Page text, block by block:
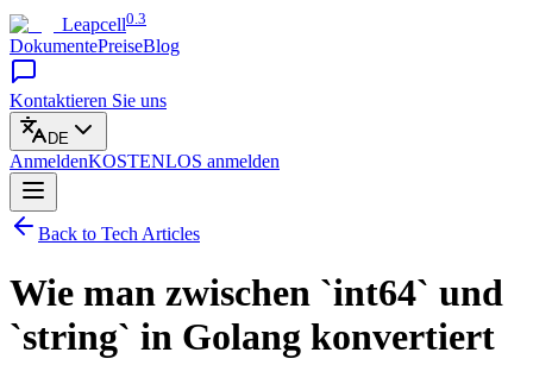
Leapcell0.3
DokumentePreiseBlog
Kontaktieren Sie uns
DE
AnmeldenKOSTENLOS anmelden
Back to Tech Articles
Wie man zwischen `int64` und
`string` in Golang konvertiert